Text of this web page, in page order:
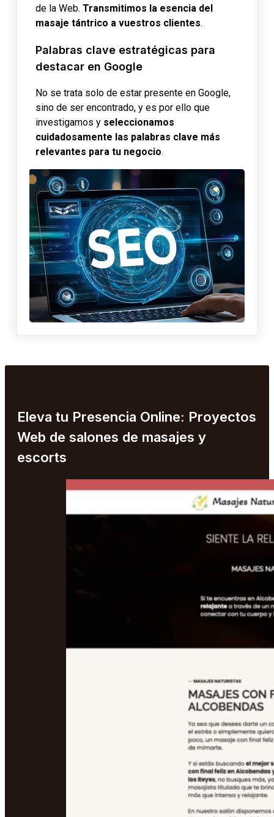
de la Web. Transmitimos la esencia del
masaje tántrico a vuestros clientes.
Palabras clave estratégicas para
destacar en Google
No se trata solo de estar presente en Google,
sino de ser encontrado, y es por ello que
investigamos y seleccionamos
cuidadosamente las palabras clave más
relevantes para tu negocio.
Eleva tu Presencia Online: Proyectos
Web de salones de masajes y
escorts